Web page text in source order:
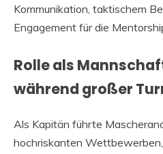
Kommunikation, taktischem
Engagement für die
Rolle als
während großer
Als Kapitän führte
hochriskanten